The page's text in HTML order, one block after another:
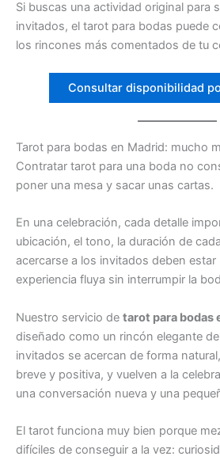
Si buscas una actividad original para
invitados, el tarot para bodas puede
los rincones más comentados de tu
Consultar disponibilidad
Tarot para bodas en Madrid: mucho
Contratar tarot para una boda no
poner una mesa y sacar unas cartas.
En una celebración, cada detalle
ubicación, el tono, la duración de
acercarse a los invitados deben
experiencia fluya sin interrumpir la
Nuestro servicio de tarot para bodas
diseñado como un rincón elegante
invitados se acercan de forma
breve y positiva, y vuelven a la
una conversación nueva y una
El tarot funciona muy bien porque
difíciles de conseguir a la vez: